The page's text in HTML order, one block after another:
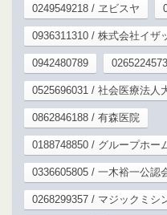
0249549218 / ヱビスヤ
0936311310 / 株式会社イザ
0942480789
0525696031 / 社会医療法人
0862846188 / 有森医院
0188748850 / グループホー
0336605805 / 一木裕一公認
0268299357 / マジックミシ